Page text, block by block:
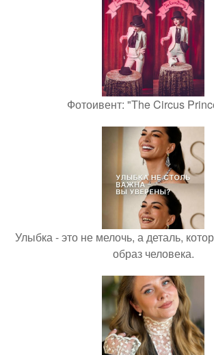
Фотоивент: "The Circus
Улыбка - это не мелочь, а деталь,
образ человека.